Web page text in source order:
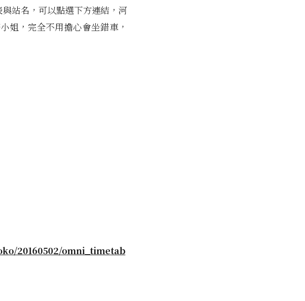
站名，可以點選下方連結，河
姐，完全不用擔心會坐錯車，
20160502/omni_timetab